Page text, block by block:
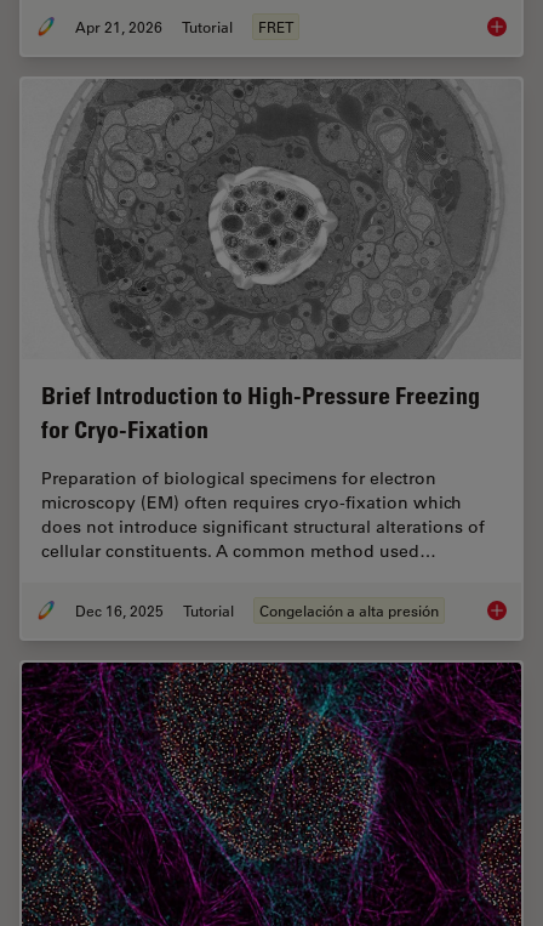
Apr 21, 2026 Tutorial FRET What is
Brief Introduction to High-Pressure Freezing
for Cryo-Fixation
Preparation of biological specimens for electron
microscopy (EM) often requires cryo-fixation which
does not introduce significant structural alterations of
cellular constituents. A common method used…
Dec 16, 2025 Tutorial Congelación a alta presión Brief